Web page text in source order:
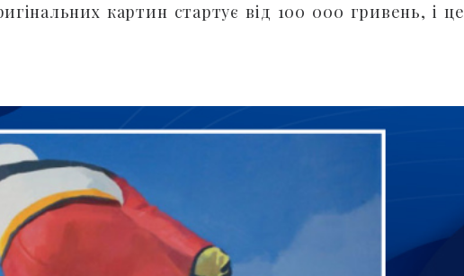
картин стартує від 100 000 гривень, і це